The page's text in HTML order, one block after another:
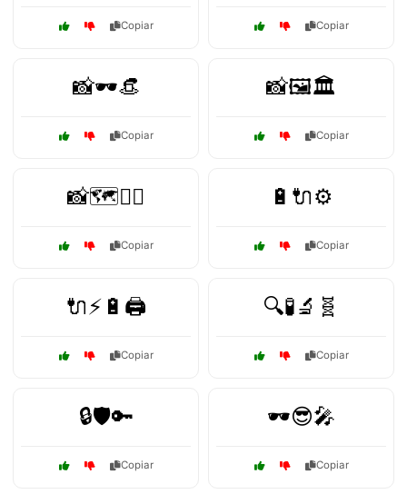
Copiar Copiar
📸🕶️👒
Copiar
📸🖼️🏛️
Copiar
📸🗺️🚶‍♂️
Copiar
🔋🔌⚙️
Copiar
🔌⚡🔋🖨️
Copiar
🔍🧪🔬🧬
Copiar
🔒🛡️🔑
Copiar
🕶️😎🎤
Copiar